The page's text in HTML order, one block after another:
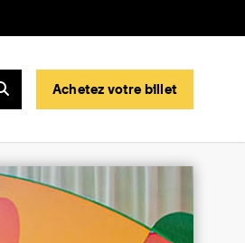
Rechercher
Achetez votre billet